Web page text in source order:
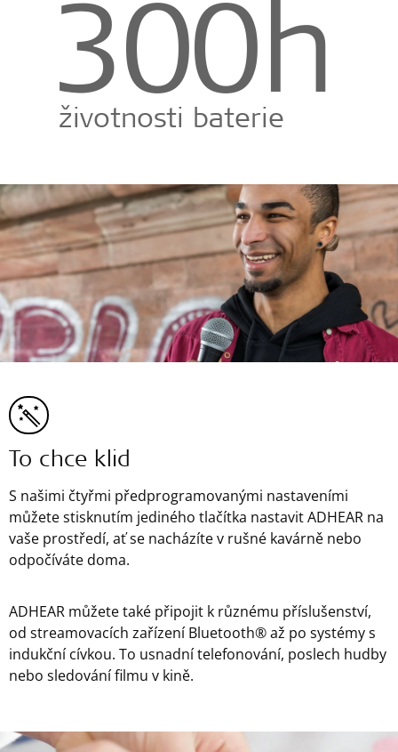
300h
životnosti baterie
To chce klid
S našimi čtyřmi předprogramovanými nastaveními
můžete stisknutím jediného tlačítka nastavit ADHEAR na
vaše prostředí, ať se nacházíte v rušné kavárně nebo
odpočíváte doma.
ADHEAR můžete také připojit k různému příslušenství,
od streamovacích zařízení Bluetooth® až po systémy s
indukční cívkou. To usnadní telefonování, poslech hudby
nebo sledování filmu v kině.